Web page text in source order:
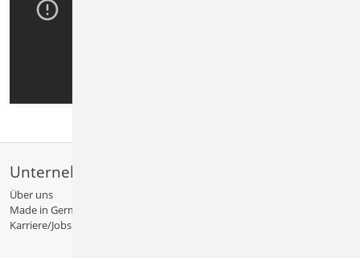
Unternehmen
Über uns
Made in Germany
Karriere/Jobs